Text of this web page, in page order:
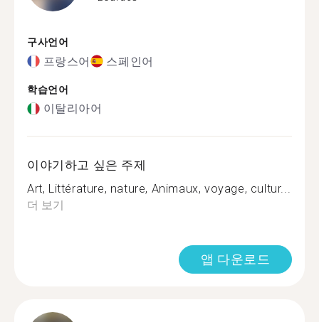
구사언어
프랑스어 스페인어
학습언어
이탈리아어
이야기하고 싶은 주제
Art, Littérature, nature, Animaux, voyage, cultur...
더 보기
앱 다운로드